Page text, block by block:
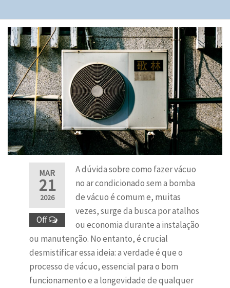
MAR
21
2026
Off
A dúvida sobre como fazer vácuo
no ar condicionado sem a bomba
de vácuo é comum e, muitas
vezes, surge da busca por atalhos
ou economia durante a instalação
ou manutenção. No entanto, é crucial
desmistificar essa ideia: a verdade é que o
processo de vácuo, essencial para o bom
funcionamento e a longevidade de qualquer